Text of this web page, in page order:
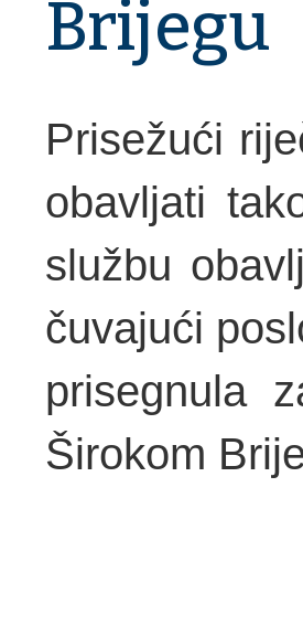
Brijegu
Prisežući
obavljati
službu
čuvajući
prisegnula
Širokom